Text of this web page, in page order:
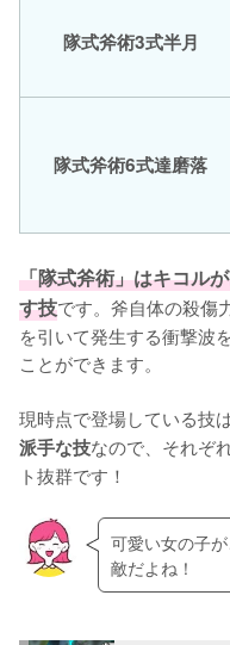
隊式斧術3式半月
隊式斧術6式達磨落
「隊式斧術」はキコル
す技です。斧自体の殺傷
を引いて発生する衝撃波
ことができます。
現時点で登場している技
派手な技なので、それぞ
ト抜群です！
可愛い女の子
敵だよね！